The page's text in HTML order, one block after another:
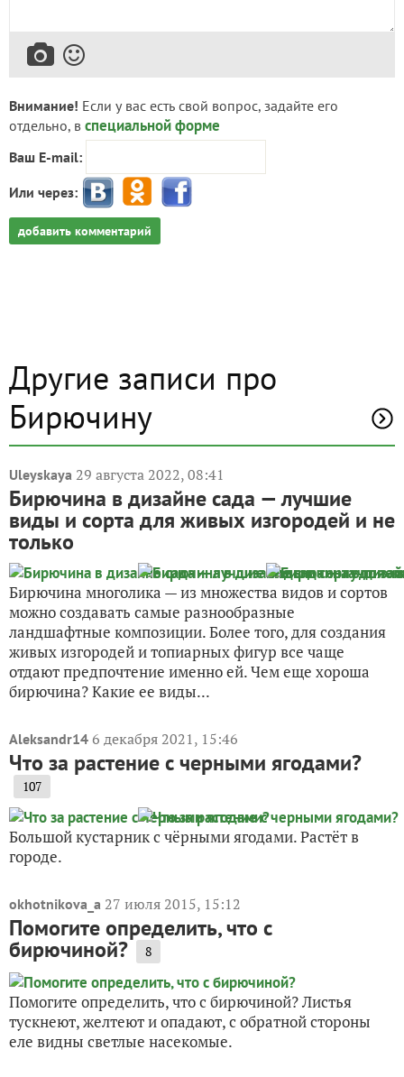
Внимание! Если у вас есть свой вопрос, задайте его
отдельно, в специальной форме
Ваш E-mail:
Или через:
добавить комментарий
Другие записи про
Бирючину
Uleyskaya 29 августа 2022, 08:41
Бирючина в дизайне сада — лучшие
виды и сорта для живых изгородей и не
только
Бирючина многолика — из множества видов и сортов
можно создавать самые разнообразные
ландшафтные композиции. Более того, для создания
живых изгородей и топиарных фигур все чаще
отдают предпочтение именно ей. Чем еще хороша
бирючина? Какие ее виды...
Aleksandr14 6 декабря 2021, 15:46
Что за растение с черными ягодами?
107
Большой кустарник с чёрными ягодами. Растёт в
городе.
okhotnikova_a 27 июля 2015, 15:12
Помогите определить, что с
бирючиной? 8
Помогите определить, что с бирючиной? Листья
тускнеют, желтеют и опадают, с обратной стороны
еле видны светлые насекомые.